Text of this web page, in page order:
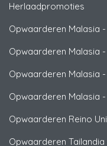
Herlaadpromoties
Opwaarderen Malasia -
Opwaarderen Malasia -
Opwaarderen Malasia -
Opwaarderen Malasia -
Opwaarderen Reino
Opwaarderen Tailandia